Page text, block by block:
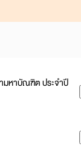
มหาบัณฑิต ประจำปี